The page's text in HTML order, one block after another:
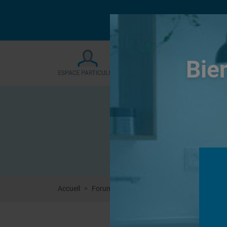
Le forum sera
Accueil Forums Wedi sanBath -